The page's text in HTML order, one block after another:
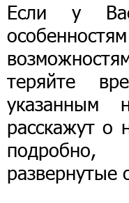
Если у
теряйте
указанным
расскажут о
развернутые